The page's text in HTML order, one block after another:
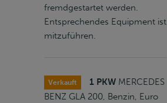
fremdgestartet werden.
Entsprechendes Equipment ist
mitzuführen.
Verkauft 1 PKW MERCEDES
BENZ GLA 200, Benzin, Euro